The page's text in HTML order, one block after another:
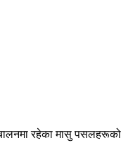
रहेका मासु